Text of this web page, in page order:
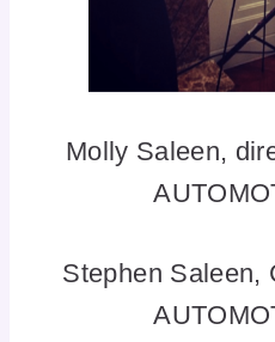
Molly Saleen,
Stephen Saleen,